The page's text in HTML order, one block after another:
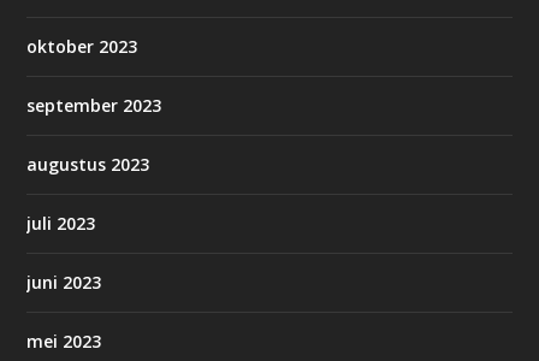
oktober 2023
september 2023
augustus 2023
juli 2023
juni 2023
mei 2023